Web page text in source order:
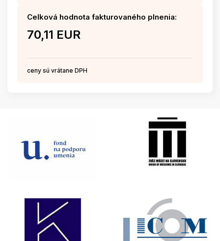
Celková hodnota fakturovaného plnenia:
70,11 EUR
ceny sú vrátane DPH